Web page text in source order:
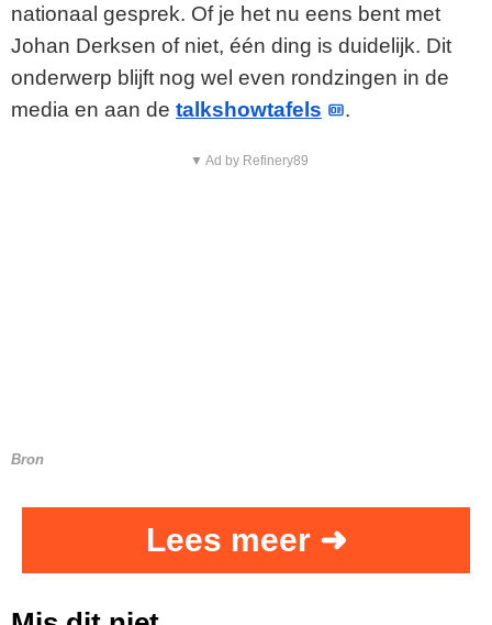
nationaal gesprek. Of je het nu eens bent met
Johan Derksen of niet, één ding is duidelijk. Dit
onderwerp blijft nog wel even rondzingen in de
media en aan de talkshowtafels .
▼ Ad by Refinery89
Bron
Lees meer ➜